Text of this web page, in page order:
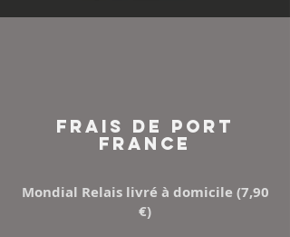
FRAIS DE PORT
FRANCE
Mondial Relais livré à domicile (7,90
€)